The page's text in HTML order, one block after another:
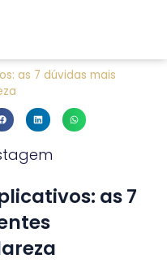
as 7 dúvidas mais
as 7